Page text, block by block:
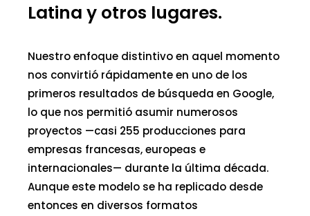
Latina y otros lugares.
Nuestro enfoque distintivo en aquel momento
nos convirtió rápidamente en uno de los
primeros resultados de búsqueda en Google,
lo que nos permitió asumir numerosos
proyectos —casi 255 producciones para
empresas francesas, europeas e
internacionales— durante la última década.
Aunque este modelo se ha replicado desde
entonces en diversos formatos